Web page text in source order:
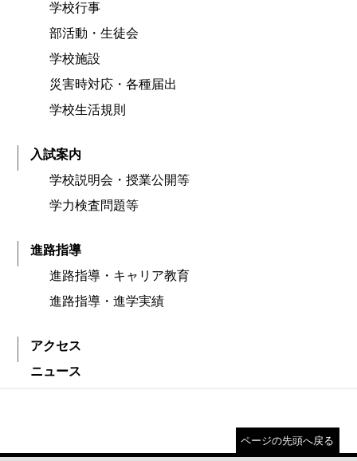
学校行事
部活動・生徒会
学校施設
災害時対応・各種届出
学校生活規則
入試案内
学校説明会・授業公開等
学力検査問題等
進路指導
進路指導・キャリア教育
進路指導・進学実績
アクセス
ニュース
ページの先頭へ戻る